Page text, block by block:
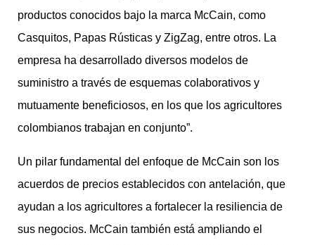
productos conocidos bajo la marca McCain, como
Casquitos, Papas Rústicas y ZigZag, entre otros. La
empresa ha desarrollado diversos modelos de
suministro a través de esquemas colaborativos y
mutuamente beneficiosos, en los que los agricultores
colombianos trabajan en conjunto”.
Un pilar fundamental del enfoque de McCain son los
acuerdos de precios establecidos con antelación, que
ayudan a los agricultores a fortalecer la resiliencia de
sus negocios. McCain también está ampliando el